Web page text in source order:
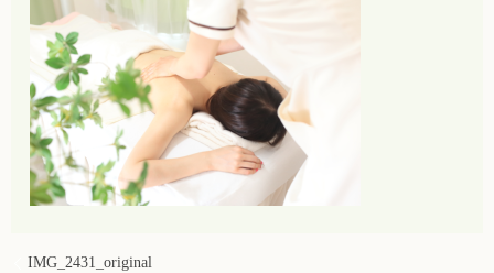
IMG_2431_original